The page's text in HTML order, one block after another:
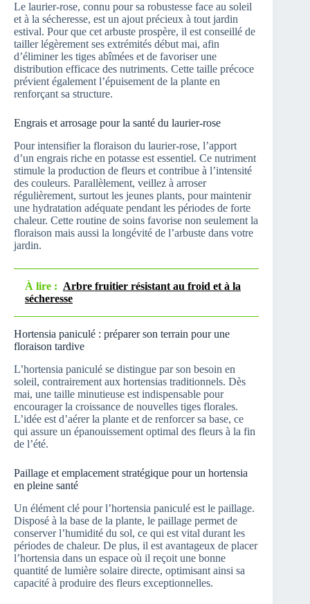
Le laurier-rose, connu pour sa robustesse face au soleil
et à la sécheresse, est un ajout précieux à tout jardin
estival. Pour que cet arbuste prospère, il est conseillé de
tailler légèrement ses extrémités début mai, afin
d’éliminer les tiges abîmées et de favoriser une
distribution efficace des nutriments. Cette taille précoce
prévient également l’épuisement de la plante en
renforçant sa structure.
Engrais et arrosage pour la santé du laurier-rose
Pour intensifier la floraison du laurier-rose, l’apport
d’un engrais riche en potasse est essentiel. Ce nutriment
stimule la production de fleurs et contribue à l’intensité
des couleurs. Parallèlement, veillez à arroser
régulièrement, surtout les jeunes plants, pour maintenir
une hydratation adéquate pendant les périodes de forte
chaleur. Cette routine de soins favorise non seulement la
floraison mais aussi la longévité de l’arbuste dans votre
jardin.
À lire : Arbre fruitier résistant au froid et à la
sécheresse
Hortensia paniculé : préparer son terrain pour une
floraison tardive
L’hortensia paniculé se distingue par son besoin en
soleil, contrairement aux hortensias traditionnels. Dès
mai, une taille minutieuse est indispensable pour
encourager la croissance de nouvelles tiges florales.
L’idée est d’aérer la plante et de renforcer sa base, ce
qui assure un épanouissement optimal des fleurs à la fin
de l’été.
Paillage et emplacement stratégique pour un hortensia
en pleine santé
Un élément clé pour l’hortensia paniculé est le paillage.
Disposé à la base de la plante, le paillage permet de
conserver l’humidité du sol, ce qui est vital durant les
périodes de chaleur. De plus, il est avantageux de placer
l’hortensia dans un espace où il reçoit une bonne
quantité de lumière solaire directe, optimisant ainsi sa
capacité à produire des fleurs exceptionnelles.